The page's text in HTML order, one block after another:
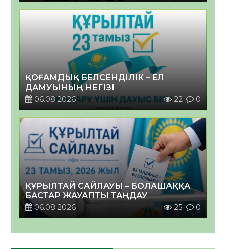
ҚОҒАМДЫҚ БЕЛСЕНДІЛІК – ЕЛ
ДАМУЫНЫҢ НЕГІЗІ
06.08.2026
22 0
ҚҰРЫЛТАЙ САЙЛАУЫ – БОЛАШАҚҚА
БАСТАР ЖАУАПТЫ ТАҢДАУ
06.08.2026
25 0